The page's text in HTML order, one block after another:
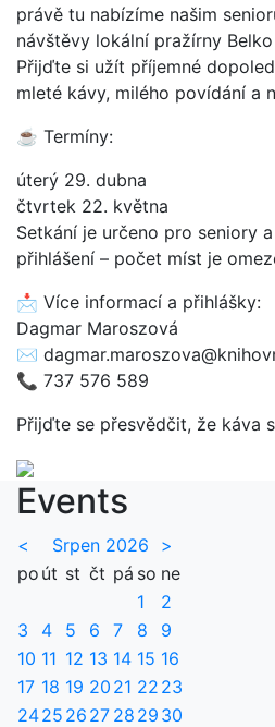
právě tu nabízíme našim
návštěvy lokální pražírny
Přijďte si užít příjemné
mleté kávy, milého povídání a
☕ Termíny:
úterý 29. dubna
čtvrtek 22. května
Setkání je určeno pro seniory
přihlášení – počet míst je
📩 Více informací a přihlášky:
Dagmar Maroszová
✉
📞 737 576 589
Přijďte se přesvědčit, že káva
Events
< Srpen 2026
>
po út st čt pá so ne
1
2
3
4 5 6 7 8
9
10 11 12 13 14 15 16
17 18 19 20 21 22 23
2425 26 27 28 29 30